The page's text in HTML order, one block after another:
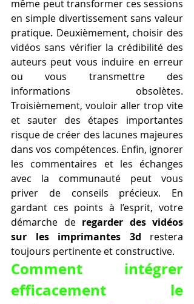
même peut transformer ces sessions
en simple divertissement sans valeur
pratique. Deuxièmement, choisir des
vidéos sans vérifier la crédibilité des
auteurs peut vous induire en erreur
ou vous transmettre des
informations obsolètes.
Troisièmement, vouloir aller trop vite
et sauter des étapes importantes
risque de créer des lacunes majeures
dans vos compétences. Enfin, ignorer
les commentaires et les échanges
avec la communauté peut vous
priver de conseils précieux. En
gardant ces points à l’esprit, votre
démarche de regarder des vidéos
sur les imprimantes 3d restera
toujours pertinente et constructive.
Comment intégrer
efficacement le